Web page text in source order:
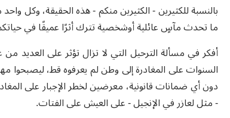
بالنسبة للكثيرين - الكثيرين منكم - هذه الحقيقة، وكل
ما تحدث مآسٍ عائلية أوشخصية تترك أثرًا عميقًا في
أفكر في مسألة الترحيل التي لا تزال تؤثر على العديد
السنوات على المغادرة إلى وطن لم يعرفوه قط، ليصبحوا
دون أي ضمانات قانونية، معرضين لخطر الإجبار على
- مثل لعازر في الإنجيل - على العيش على الفتات.